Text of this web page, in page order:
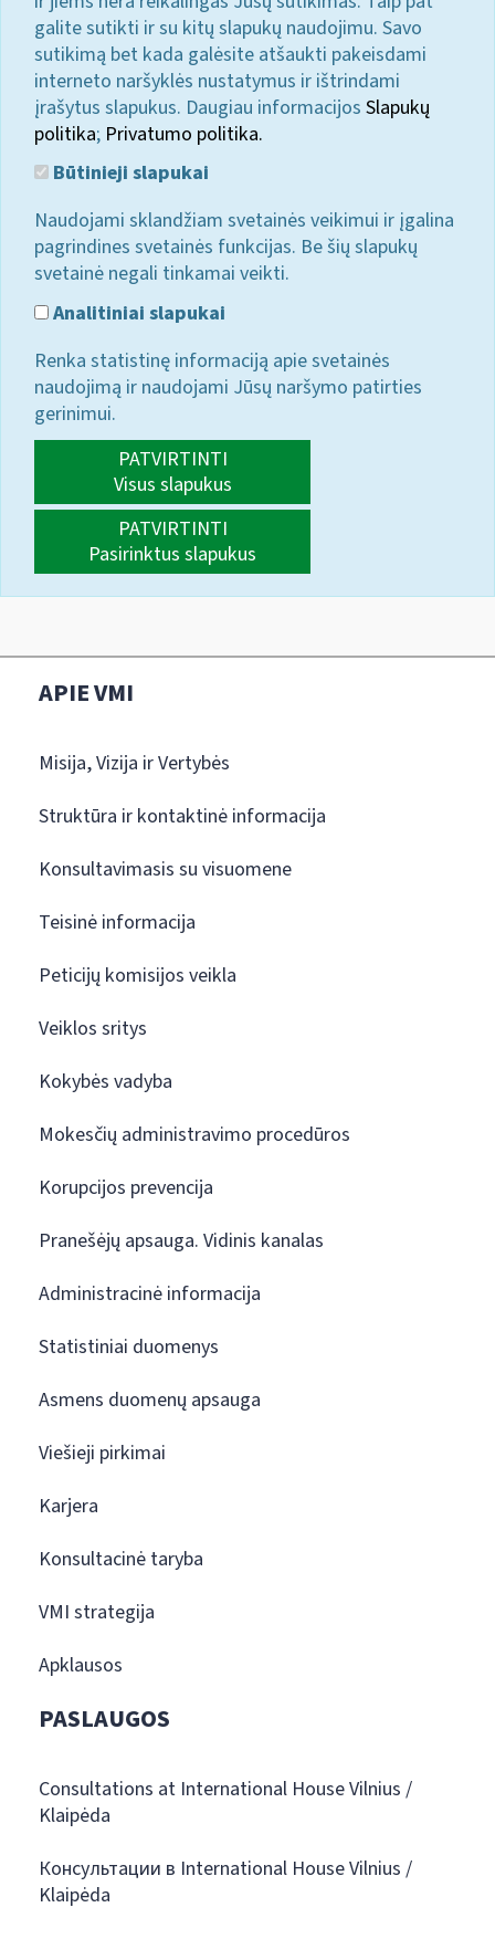
galite sutikti ir su kitų slapukų naudojimu. Savo
sutikimą bet kada galėsite atšaukti pakeisdami
interneto naršyklės nustatymus ir ištrindami
įrašytus slapukus. Daugiau informacijos Slapukų
politika; Privatumo politika.
Būtinieji slapukai
Naudojami sklandžiam svetainės veikimui ir įgalina
pagrindines svetainės funkcijas. Be šių slapukų
svetainė negali tinkamai veikti.
Analitiniai slapukai
Renka statistinę informaciją apie svetainės
naudojimą ir naudojami Jūsų naršymo patirties
gerinimui.
PATVIRTINTI
Visus slapukus
PATVIRTINTI
Pasirinktus slapukus
APIE VMI
Misija, Vizija ir Vertybės
Struktūra ir kontaktinė informacija
Konsultavimasis su visuomene
Teisinė informacija
Peticijų komisijos veikla
Veiklos sritys
Kokybės vadyba
Mokesčių administravimo procedūros
Korupcijos prevencija
Pranešėjų apsauga. Vidinis kanalas
Administracinė informacija
Statistiniai duomenys
Asmens duomenų apsauga
Viešieji pirkimai
Karjera
Konsultacinė taryba
VMI strategija
Apklausos
PASLAUGOS
Consultations at International House Vilnius /
Klaipėda
Консультации в International House Vilnius /
Klaipėda